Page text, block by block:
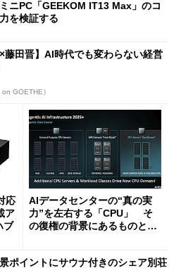
ニPC「GEEKOM IT13 Max」のコ
を検証する
×藤田晋】AI時代でも変わらない経営
GOETHE）
応
ア
ブ
AIデータセンターの“真の実
力”を左右する「CPU」 そ
の復権の背景にあるものと
ポイントにサウナ付きのシェア別荘